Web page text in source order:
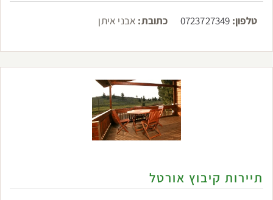
טלפון: 0723727349 כתובת: אבני איתן
תיירות קיבוץ אורטל